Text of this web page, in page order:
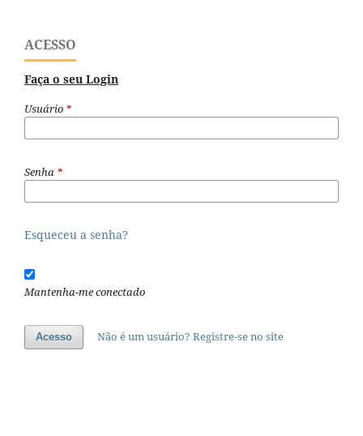
ACESSO
Faça o seu Login
Usuário *
Senha *
Esqueceu a senha?
Mantenha-me conectado
Acesso Não é um usuário? Registre-se no site